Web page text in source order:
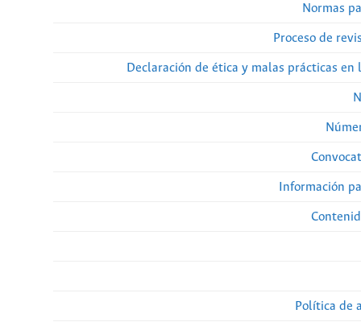
Normas
Proceso de
Declaración de ética y malas prácticas en
Información
Política de